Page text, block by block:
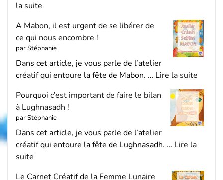
la suite
A Mabon, il est urgent de se libérer de
ce qui nous encombre !
par Stéphanie
Dans cet article, je vous parle de l’atelier
créatif qui entoure la fête de Mabon. … Lire la suite
Pourquoi c’est important de faire le bilan
à Lughnasadh !
par Stéphanie
Dans cet article, je vous parle de l’atelier
créatif qui entoure la fête de Lughnasadh. … Lire la
suite
Le Carnet Créatif de la Femme Lunaire